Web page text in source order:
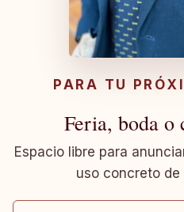
PARA TU
Feria, boda o
Espacio libre para
uso concreto de